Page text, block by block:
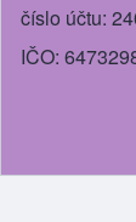
číslo účtu:
IČO: